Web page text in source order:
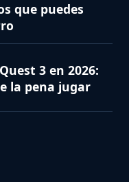
que puedes
3 en 2026:
la pena jugar